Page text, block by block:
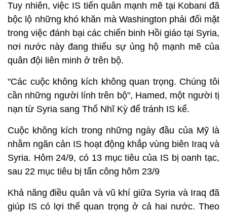
Tuy nhiên, việc IS tiến quân mạnh mẽ tại Kobani đã
bộc lộ những khó khăn mà Washington phải đối mặt
trong việc đánh bại các chiến binh Hồi giáo tại Syria,
nơi nước này đang thiếu sự ủng hộ mạnh mẽ của
quân đội liên minh ở trên bộ.
"Các cuộc không kích không quan trọng. Chúng tôi
cần những người lính trên bộ", Hamed, một người tị
nạn từ Syria sang Thổ Nhĩ Kỳ để tránh IS kể.
Cuộc không kích trong những ngày đầu của Mỹ là
nhằm ngăn cản IS hoạt động khắp vùng biên Iraq và
Syria. Hôm 24/9, có 13 mục tiêu của IS bị oanh tạc,
sau 22 mục tiêu bị tấn công hôm 23/9
Khả năng điều quân và vũ khí giữa Syria và Iraq đã
giúp IS có lợi thế quan trọng ở cả hai nước. Theo